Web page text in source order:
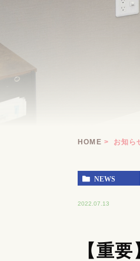
HOME お知ら
NEWS
2022.07.13
【重